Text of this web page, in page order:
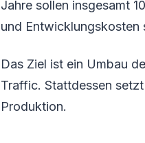
Jahre sollen insgesamt
und Entwicklungskosten
Das Ziel ist ein Umbau
Traffic. Stattdessen
Produktion.